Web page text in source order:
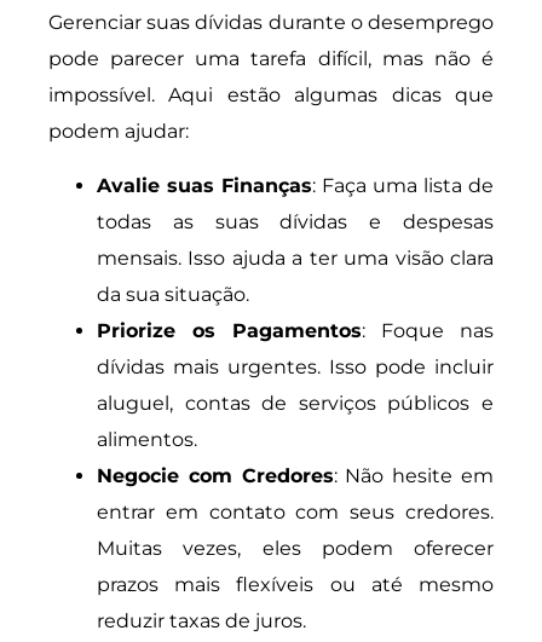
Gerenciar suas dívidas durante o desemprego
pode parecer uma tarefa difícil, mas não é
impossível. Aqui estão algumas dicas que
podem ajudar:
Avalie suas Finanças: Faça uma lista de
todas as suas dívidas e despesas
mensais. Isso ajuda a ter uma visão clara
da sua situação.
Priorize os Pagamentos: Foque nas
dívidas mais urgentes. Isso pode incluir
aluguel, contas de serviços públicos e
alimentos.
Negocie com Credores: Não hesite em
entrar em contato com seus credores.
Muitas vezes, eles podem oferecer
prazos mais flexíveis ou até mesmo
reduzir taxas de juros.